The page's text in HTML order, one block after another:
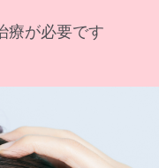
療が必要です